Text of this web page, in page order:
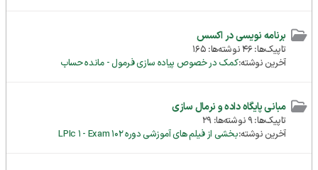
برنامه نویسی در اکسس
تاپیک‌ها: 46 نوشته‌ها: 165
آخرین نوشته:کمک در خصوص پیاده سازی فرمول - مانده حساب
مبانی پایگاه داده و نرمال سازی
تاپیک‌ها: 9 نوشته‌ها: 29
آخرین نوشته:بخشی از فیلم های آموزشی دوره LPIc 1 - Exam 102